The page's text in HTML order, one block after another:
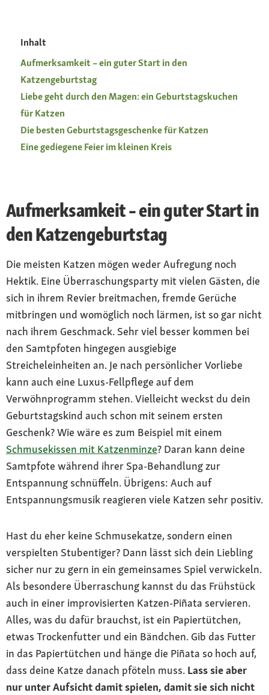
Inhalt
Aufmerksamkeit – ein guter Start in den
Katzengeburtstag
Liebe geht durch den Magen: ein Geburtstagskuchen
für Katzen
Die besten Geburtstagsgeschenke für Katzen
Eine gediegene Feier im kleinen Kreis
Aufmerksamkeit – ein guter Start in
den Katzengeburtstag
Die meisten Katzen mögen weder Aufregung noch
Hektik. Eine Überraschungsparty mit vielen Gästen, die
sich in ihrem Revier breitmachen, fremde Gerüche
mitbringen und womöglich noch lärmen, ist so gar nicht
nach ihrem Geschmack. Sehr viel besser kommen bei
den Samtpfoten hingegen ausgiebige
Streicheleinheiten an. Je nach persönlicher Vorliebe
kann auch eine Luxus-Fellpflege auf dem
Verwöhnprogramm stehen. Vielleicht weckst du dein
Geburtstagskind auch schon mit seinem ersten
Geschenk? Wie wäre es zum Beispiel mit einem
Schmusekissen mit Katzenminze? Daran kann deine
Samtpfote während ihrer Spa-Behandlung zur
Entspannung schnüffeln. Übrigens: Auch auf
Entspannungsmusik reagieren viele Katzen sehr positiv.
Hast du eher keine Schmusekatze, sondern einen
verspielten Stubentiger? Dann lässt sich dein Liebling
sicher nur zu gern in ein gemeinsames Spiel verwickeln.
Als besondere Überraschung kannst du das Frühstück
auch in einer improvisierten Katzen-Piñata servieren.
Alles, was du dafür brauchst, ist ein Papiertütchen,
etwas Trockenfutter und ein Bändchen. Gib das Futter
in das Papiertütchen und hänge die Piñata so hoch auf,
dass deine Katze danach pföteln muss. Lass sie aber
nur unter Aufsicht damit spielen, damit sie sich nicht